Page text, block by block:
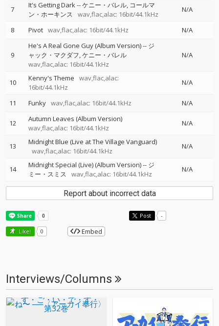
7 It's Getting Dark--ケニー・バレル コールマ
ン・ホーキンス
wav,flac,alac: 16bit/44.1kHz
N/A
8 Pivot wav,flac,alac: 16bit/44.1kHz N/A
9
He's A Real Gone Guy (Album Version)-- ジ
ャック・マクダフ ケニー・バレル
wav,flac,alac: 16bit/44.1kHz
N/A
10 Kenny's Theme
wav,flac,alac:
16bit/44.1kHz
N/A
11 Funky wav,flac,alac: 16bit/44.1kHz N/A
12
Autumn Leaves (Album Version)
wav,flac,alac: 16bit/44.1kHz
N/A
13
Midnight Blue (Live at The Village Vanguard)
wav,flac,alac: 16bit/44.1kHz
N/A
14 Midnight Special (Live) (Album Version)-- ジ
ミー・スミス
wav,flac,alac: 16bit/44.1kHz
N/A
Report about incorrect data
Post -
Like! 0 Embed
Interviews/Columns